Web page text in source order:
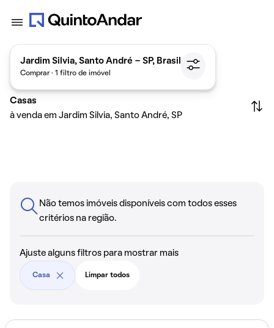
Jardim Silvia, Santo André - SP, Brasil
Comprar · 1 filtro de imóvel
Casas
à venda em Jardim Silvia, Santo André, SP
Não temos imóveis disponíveis com todos esses
critérios na região.
Ajuste alguns filtros para mostrar mais
Casa Limpar todos